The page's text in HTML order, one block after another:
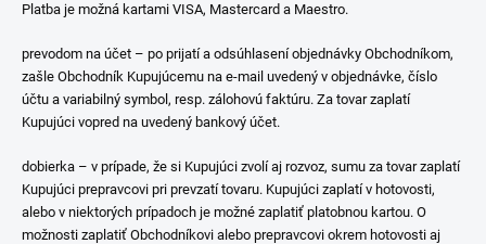
Platba je možná kartami VISA, Mastercard a Maestro.
prevodom na účet – po prijatí a odsúhlasení objednávky Obchodníkom,
zašle Obchodník Kupujúcemu na e-mail uvedený v objednávke, číslo
účtu a variabilný symbol, resp. zálohovú faktúru. Za tovar zaplatí
Kupujúci vopred na uvedený bankový účet.
dobierka – v prípade, že si Kupujúci zvolí aj rozvoz, sumu za tovar zaplatí
Kupujúci prepravcovi pri prevzatí tovaru. Kupujúci zaplatí v hotovosti,
alebo v niektorých prípadoch je možné zaplatiť platobnou kartou. O
možnosti zaplatiť Obchodníkovi alebo prepravcovi okrem hotovosti aj